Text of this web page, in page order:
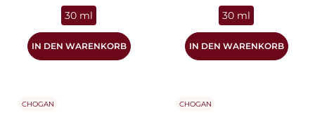
30 ml
IN DEN WARENKORB
30 ml
IN DEN WARENKORB
CHOGAN CHOGAN